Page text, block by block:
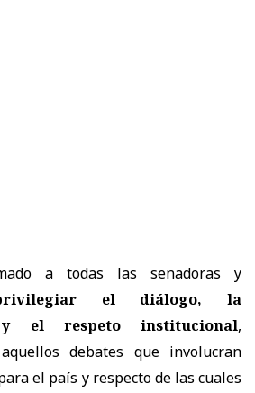
a todas las senadoras y
el diálogo, la
y el respeto institucional,
debates que involucran
el país y respecto de las cuales